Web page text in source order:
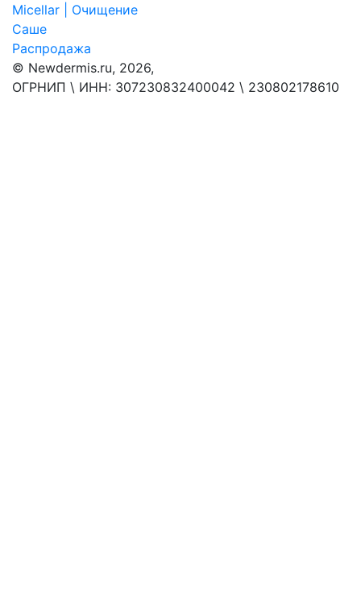
Micellar | Очищение
Саше
Распродажа
© Newdermis.ru, 2026,
ОГРНИП \ ИНН: 307230832400042 \ 230802178610